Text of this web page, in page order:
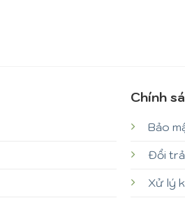
Chính
Bảo
Đổi
Xử lý